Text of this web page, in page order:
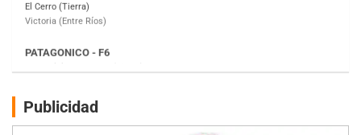
Gral. E. Godoy (Río Negro)
Juventud Unida (Tierra)
Humboldt (Santa Fe)
NORESTE SANTAFESINO - F6
Ciudad de Avellaneda (Asfalto)
Publicidad